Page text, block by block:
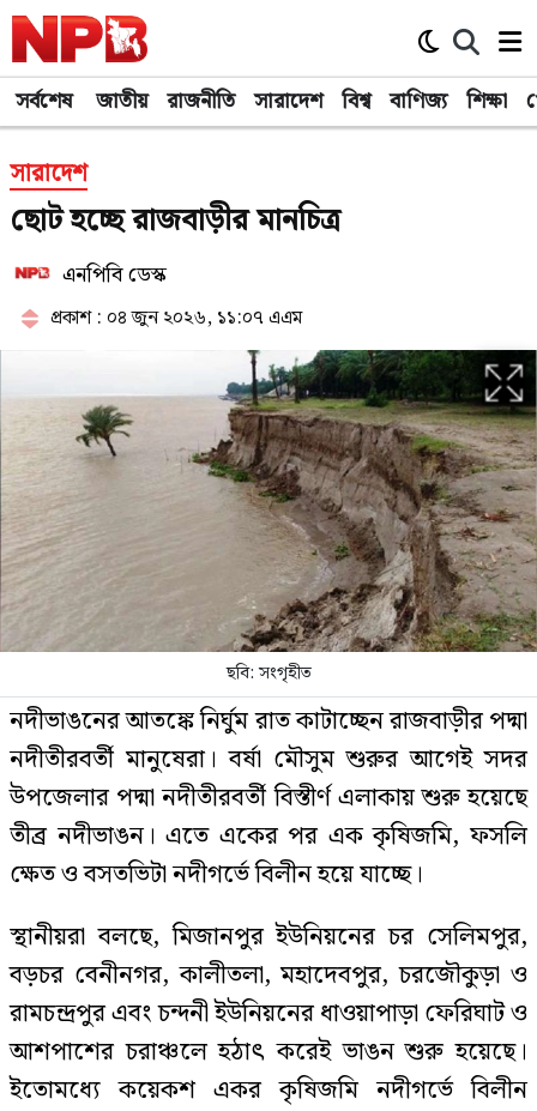
সর্বশেষ জাতীয় রাজনীতি সারাদেশ বিশ্ব বাণিজ্য শিক্ষা
সারাদেশ
ছোট হচ্ছে রাজবাড়ীর মানচিত্র
এনপিবি ডেস্ক
প্রকাশ : ০৪ জুন ২০২৬, ১১:০৭ এএম
ছবি: সংগৃহীত
নদীভাঙনের আতঙ্কে নির্ঘুম রাত কাটাচ্ছেন রাজবাড়ীর পদ্মা
নদীতীরবর্তী মানুষেরা। বর্ষা মৌসুম শুরুর আগেই সদর
উপজেলার পদ্মা নদীতীরবর্তী বিস্তীর্ণ এলাকায় শুরু হয়েছে
তীব্র নদীভাঙন। এতে একের পর এক কৃষিজমি, ফসলি
ক্ষেত ও বসতভিটা নদীগর্ভে বিলীন হয়ে যাচ্ছে।
স্থানীয়রা বলছে, মিজানপুর ইউনিয়নের চর সেলিমপুর,
বড়চর বেনীনগর, কালীতলা, মহাদেবপুর, চরজৌকুড়া ও
রামচন্দ্রপুর এবং চন্দনী ইউনিয়নের ধাওয়াপাড়া ফেরিঘাট ও
আশপাশের চরাঞ্চলে হঠাৎ করেই ভাঙন শুরু হয়েছে।
ইতোমধ্যে কয়েকশ একর কৃষিজমি নদীগর্ভে বিলীন